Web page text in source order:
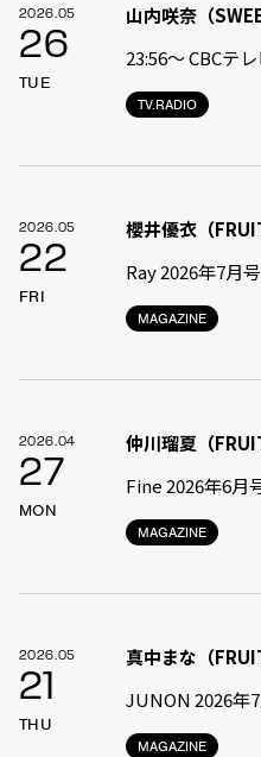
2026.05
26
TUE
TV.RADIO
山内咲奈（
23:56〜 CBCテ
2026.05
22
FRI
MAGAZINE
櫻井優衣（
Ray 2026年7月号
2026.04
27
MON
MAGAZINE
仲川瑠夏（
Fine 2026年6月
2026.05
21
THU
MAGAZINE
真中まな（
JUNON 2026年